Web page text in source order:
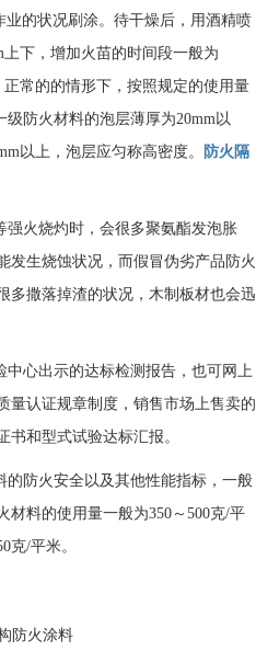
业的状况刷涂。待干燥后，用酒精喷
下，增加火苗的时间段一般为
常的的情形下，按照规定的使用量
级防火材料的泡层薄厚为20mm以
以上，泡层应匀称高密度。
防火隔
强火烧灼时，会很多聚氨酯发泡胀
发生烧蚀状况，而假冒伪劣产品防火
多撒落掉渣的状况，木制板材也会迅
心出示的达标检测报告，也可网上
量认证规章制度，销售市场上售卖的
书和型式试验达标汇报。
防火安全以及其他性能指标，一般
材料的使用量一般为350～500克/平
克/平米。